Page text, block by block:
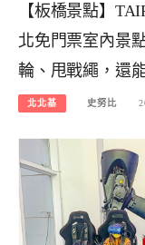
【板橋景點】
北免門票室內景
輪、甩戰繩，還
北北基 史努比